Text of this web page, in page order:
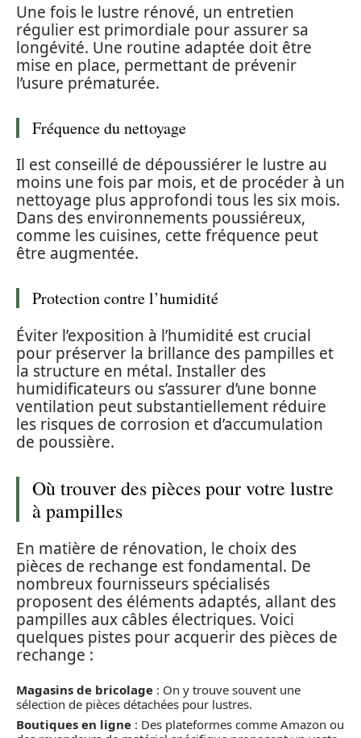
Une fois le lustre rénové, un entretien
régulier est primordiale pour assurer sa
longévité. Une routine adaptée doit être
mise en place, permettant de prévenir
l’usure prématurée.
Fréquence du nettoyage
Il est conseillé de dépoussiérer le lustre au
moins une fois par mois, et de procéder à un
nettoyage plus approfondi tous les six mois.
Dans des environnements poussiéreux,
comme les cuisines, cette fréquence peut
être augmentée.
Protection contre l’humidité
Éviter l’exposition à l’humidité est crucial
pour préserver la brillance des pampilles et
la structure en métal. Installer des
humidificateurs ou s’assurer d’une bonne
ventilation peut substantiellement réduire
les risques de corrosion et d’accumulation
de poussière.
Où trouver des pièces pour votre lustre
à pampilles
En matière de rénovation, le choix des
pièces de rechange est fondamental. De
nombreux fournisseurs spécialisés
proposent des éléments adaptés, allant des
pampilles aux câbles électriques. Voici
quelques pistes pour acquerir des pièces de
rechange :
Magasins de bricolage : On y trouve souvent une
sélection de pièces détachées pour lustres.
Boutiques en ligne : Des plateformes comme Amazon ou